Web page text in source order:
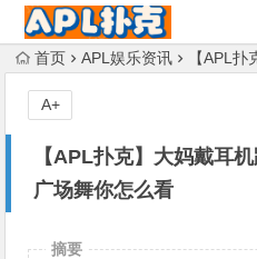
首页 APL娱乐资讯 【APL扑克
【APL扑克】大妈戴耳
广场舞你怎么看
A+
摘要